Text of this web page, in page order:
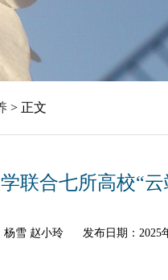
> 正文
联合七所高校“
杨雪 赵小玲 发布日期：2025